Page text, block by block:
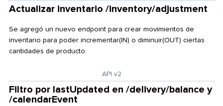
Actualizar inventario /inventory/adjustment
Se agregó un nuevo endpoint para crear movimientos de
inventario para poder incrementar(IN) o diminuir(OUT) ciertas
cantidades de producto.
API v2
Filtro por lastUpdated en /delivery/balance y
/calendarEvent